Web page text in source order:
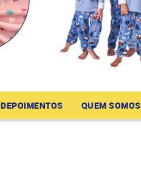
DEPOIMENTOS QUEM SOMOS